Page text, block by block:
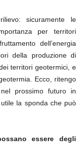
sicuramente le
per territori
dell’energia
della produzione di
territori geotermici, e
Ecco, ritengo
prossimo futuro in
la sponda che può
essere degli